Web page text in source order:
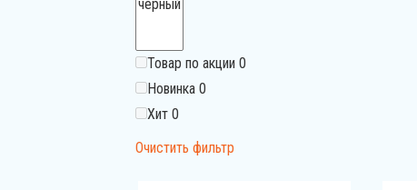
Товар по акции 0
Новинка 0
Хит 0
Очистить фильтр